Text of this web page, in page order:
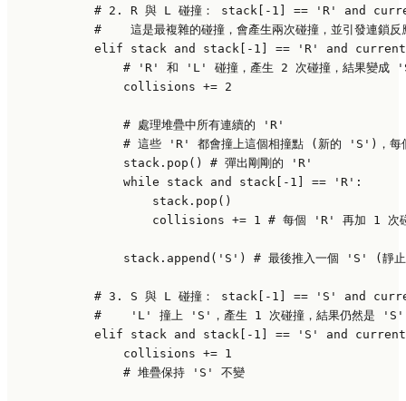
# 2. R 與 L 碰撞： stack[-1] == 'R' and
#    這是最複雜的碰撞，會產生兩次碰撞，並引發連鎖反
elif stack and stack[- 1 ] == 'R' and
# 'R' 和 'L' 碰撞，產生 2 次碰撞，結果變成
                collisions +=
2
# 處理堆疊中所有連續的 'R'
# 這些 'R' 都會撞上這個相撞點 (新的 'S')，每
                stack.pop()
# 彈出剛剛的 'R'
while stack and stack[- 1 ] == 'R' :
                    stack.pop()
                    collisions +=
1 # 每個 'R' 再加 1 次
                stack.append(
'S' ) # 最後推入一個 'S' (靜
# 3. S 與 L 碰撞： stack[-1] == 'S' and
#    'L' 撞上 'S'，產生 1 次碰撞，結果仍然是 'S'
elif stack and stack[- 1 ] == 'S' and
                collisions +=
1
# 堆疊保持 'S' 不變